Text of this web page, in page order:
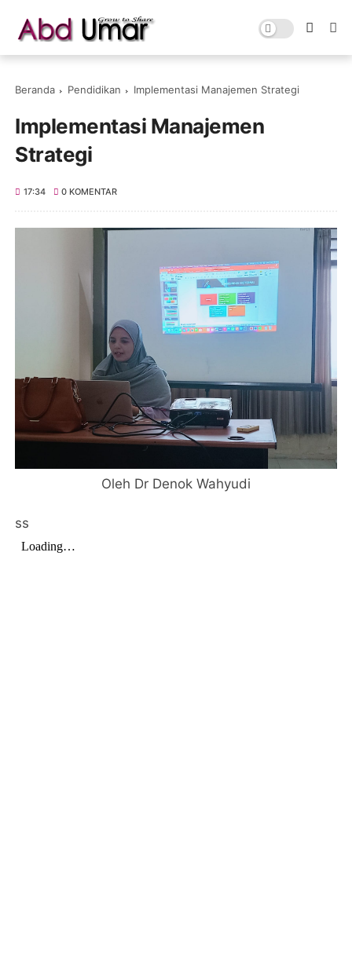
Beranda Pendidikan Implementasi Manajemen Strategi
Implementasi Manajemen
Strategi
17:34 0 KOMENTAR
Oleh Dr Denok Wahyudi
ss